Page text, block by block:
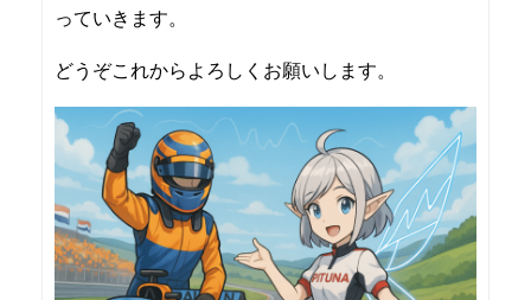
っていきます。
どうぞこれからよろしくお願いします。